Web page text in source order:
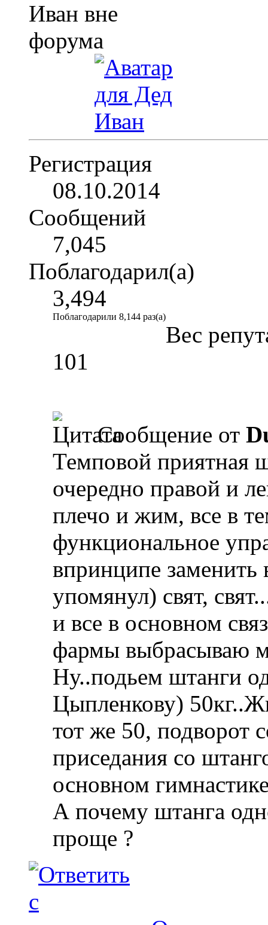
Регистрация
08.10.2014
Сообщений
7,045
Поблагодарил(а)
3,494
Поблагодарили 8,144 раз(а)
Вес
101
Сообщение от
Темповой приятная
очередно правой и
плечо и жим, все в
функциональное
впринципе
упомянул) свят,
и все в основном
фармы выбрасываю
Ну..подьем штанги
Цыпленкову)
тот же 50, подворот
приседания со
основном
А почему штанга
проще ?